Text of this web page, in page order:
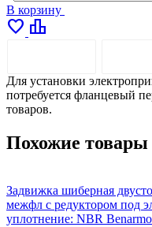
В корзину
favorite leaderboard
Для установки
потребуется фланцевый
товаров.
Похожие товары
Задвижка шиберная
межфл с редуктором под
уплотнение: NBR Benarmo